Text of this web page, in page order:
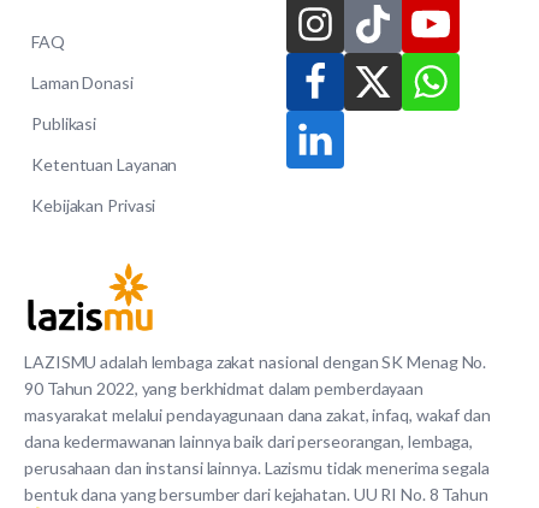
LAZISMU adalah lembaga zakat nasional dengan SK Menag No.
90 Tahun 2022, yang berkhidmat dalam pemberdayaan
masyarakat melalui pendayagunaan dana zakat, infaq, wakaf dan
dana kedermawanan lainnya baik dari perseorangan, lembaga,
perusahaan dan instansi lainnya. Lazismu tidak menerima segala
bentuk dana yang bersumber dari kejahatan. UU RI No. 8 Tahun
FAQ
Laman Donasi
Publikasi
Ketentuan Layanan
Kebijakan Privasi